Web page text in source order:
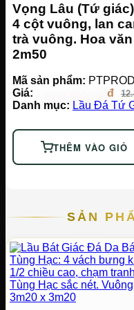
Vọng Lâu (Tứ
4 cột vuông, lan
trà vuông. Hoa
2m50
Mã sản phẩm:
Giá:
Danh mục: Lầu Đá Tứ
THÊM VÀO GIỎ
SẢN